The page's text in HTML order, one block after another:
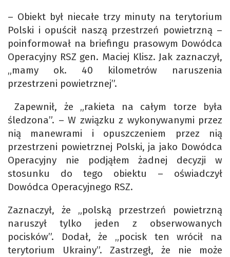
– Obiekt był niecałe trzy minuty na terytorium
Polski i opuścił naszą przestrzeń powietrzną –
poinformował na briefingu prasowym Dowódca
Operacyjny RSZ gen. Maciej Klisz. Jak zaznaczył,
„mamy ok. 40 kilometrów naruszenia
przestrzeni powietrznej”.
Zapewnił, że „rakieta na całym torze była
śledzona”. – W związku z wykonywanymi przez
nią manewrami i opuszczeniem przez nią
przestrzeni powietrznej Polski, ja jako Dowódca
Operacyjny nie podjąłem żadnej decyzji w
stosunku do tego obiektu – oświadczył
Dowódca Operacyjnego RSZ.
Zaznaczył, że „polską przestrzeń powietrzną
naruszył tylko jeden z obserwowanych
pocisków”. Dodał, że „pocisk ten wrócił na
terytorium Ukrainy”. Zastrzegł, że nie może